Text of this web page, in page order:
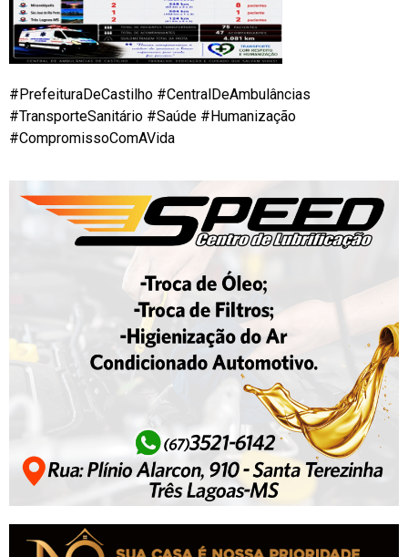
#PrefeituraDeCastilho #CentralDeAmbulâncias
#TransporteSanitário #Saúde #Humanização
#CompromissoComAVida